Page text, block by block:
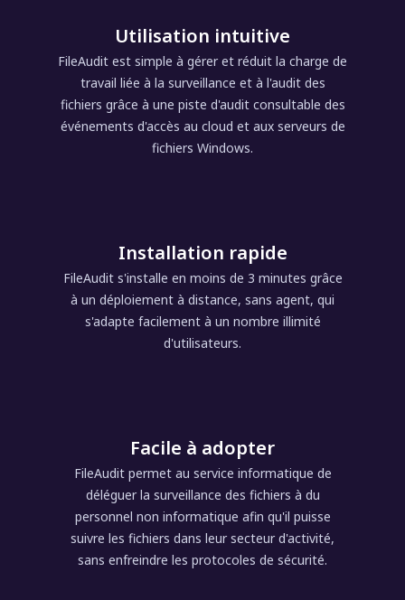
Utilisation intuitive
FileAudit est simple à gérer et réduit la charge de
travail liée à la surveillance et à l'audit des
fichiers grâce à une piste d'audit consultable des
événements d'accès au cloud et aux serveurs de
fichiers Windows.
Installation rapide
FileAudit s'installe en moins de 3 minutes grâce
à un déploiement à distance, sans agent, qui
s'adapte facilement à un nombre illimité
d'utilisateurs.
Facile à adopter
FileAudit permet au service informatique de
déléguer la surveillance des fichiers à du
personnel non informatique afin qu'il puisse
suivre les fichiers dans leur secteur d'activité,
sans enfreindre les protocoles de sécurité.